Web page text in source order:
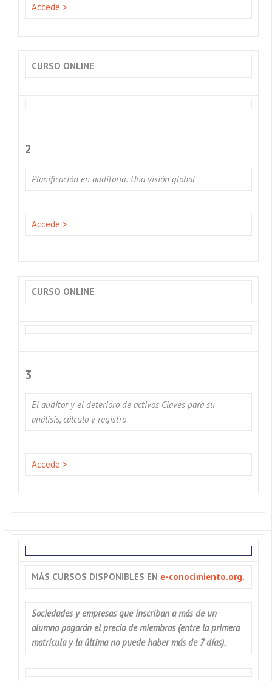
Accede >
CURSO ONLINE
2
Planificación en auditoría: Una visión global
Accede >
CURSO ONLINE
3
El auditor y el deterioro de activos Claves para su
análisis, cálculo y registro
Accede >
MÁS CURSOS DISPONIBLES EN e-conocimiento.org.
Sociedades y empresas que inscriban a más de un
alumno pagarán el precio de miembros (entre la primera
matrícula y la última no puede haber más de 7 días).